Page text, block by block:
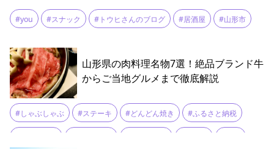
#you #スナック #トウヒさんのブログ #居酒屋 #山形市
山形県の肉料理名物7選！絶品ブランド牛
からご当地グルメまで徹底解説
#しゃぶしゃぶ #ステーキ #どんどん焼き #ふるさと納税